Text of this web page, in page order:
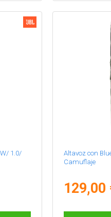
1.0/
Altavoz con
Camuflaje
129,00